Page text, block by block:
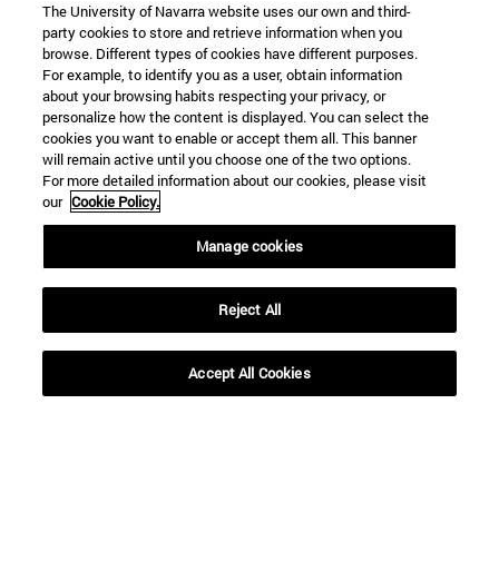
Accesos directos
Biblioteca(abre en nueva ventana)
Mi correo(abre en nueva ventana)
Aula virtual ADI
Búsqueda de personas (abre en nueva ventana)
Trabaja con nosotros(abre en nueva ventana)
TFNO +34 948 42 56 00
¿QUÉ GRADO TE INTERESA?
¿QUÉ MÁSTER TE INTERESA?
The University of Navarra website uses our own and third-
party cookies to store and retrieve information when you
browse. Different types of cookies have different purposes.
For example, to identify you as a user, obtain information
about your browsing habits respecting your privacy, or
personalize how the content is displayed. You can select the
cookies you want to enable or accept them all. This banner
will remain active until you choose one of the two options.
For more detailed information about our cookies, please visit
our Cookie Policy.
Manage cookies
Reject All
Accept All Cookies